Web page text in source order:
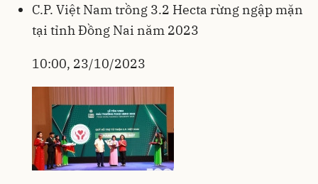
C.P. Việt Nam trồng 3.2 Hecta rừng ngập mặn
tại tỉnh Đồng Nai năm 2023
10:00, 23/10/2023